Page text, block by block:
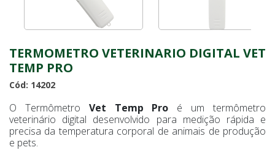
TERMOMETRO VETERINARIO DIGITAL VET
TEMP PRO
Cód: 14202
O Termômetro Vet Temp Pro é um termômetro
veterinário digital desenvolvido para medição rápida e
precisa da temperatura corporal de animais de produção
e pets.